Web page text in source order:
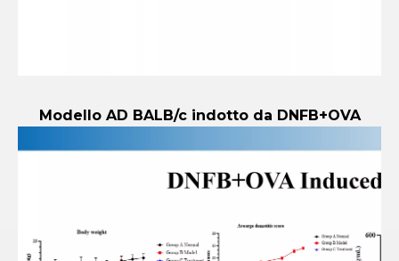
Modello AD BALB/c indotto da DNFB+OVA